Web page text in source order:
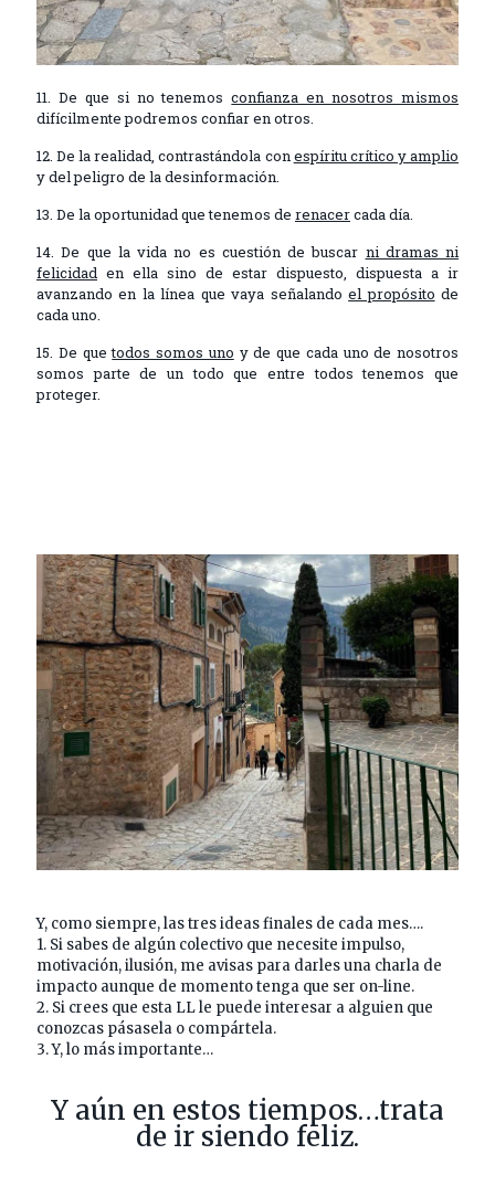
11. De que si no tenemosconfianza en nosotros mismos
difícilmente podremos confiar en otros.
12. De la realidad, contrastándola con espíritu crítico y amplio
y del peligro de la desinformación.
13. De la oportunidad que tenemos de renacercada día.
14. De que la vida no es cuestión de buscar ni dramas ni
felicidad en ella sino de estar dispuesto, dispuesta a ir
avanzando en la línea que vaya señalandoel propósito de
cada uno.
15. De quetodos somos uno y de que cada uno de nosotros
somos parte de un todo que entre todos tenemos que
proteger.
Y, como siempre, las tres ideas finales de cada mes….
1. Si sabes de algún colectivo que necesite impulso,
motivación, ilusión, me avisas para darles una charla de
impacto aunque de momento tenga que ser on-line.
2. Si crees que esta LL le puede interesar a alguien que
conozcas pásasela o compártela.
3. Y, lo más importante…
Y aún en estos tiempos…trata
de ir siendo feliz.